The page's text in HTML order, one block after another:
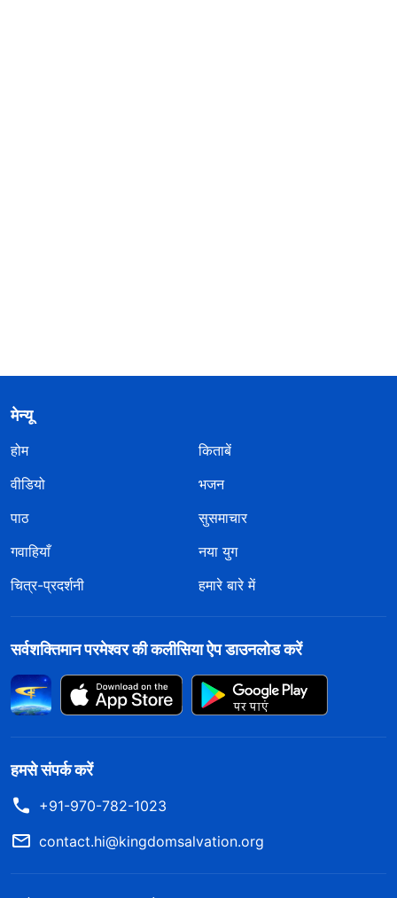
मेन्यू
होम
किताबें
वीडियो
भजन
पाठ
सुसमाचार
गवाहियाँ
नया युग
चित्र-प्रदर्शनी
हमारे बारे में
सर्वशक्तिमान परमेश्वर की कलीसिया ऐप डाउनलोड करें
हमसे संपर्क करें
+91-970-782-1023
contact.hi@kingdomsalvation.org